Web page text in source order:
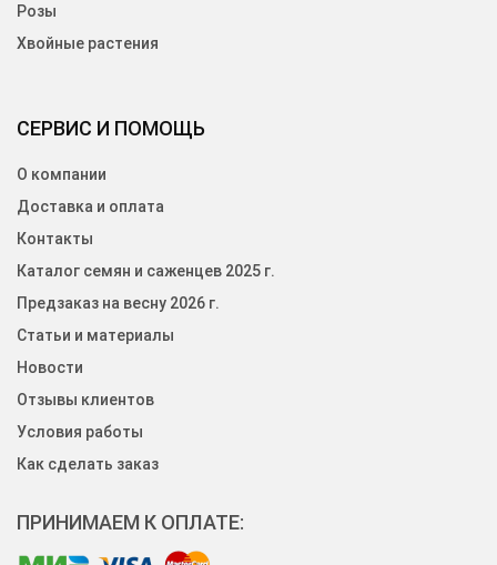
СЕРВИС И ПОМОЩЬ
О компании
Доставка и оплата
Контакты
Каталог семян и саженцев 2025 г.
Предзаказ на весну 2026 г.
Статьи и материалы
Новости
Отзывы клиентов
Условия работы
Как сделать заказ
Розы
Хвойные растения
ПРИНИМАЕМ К ОПЛАТЕ: